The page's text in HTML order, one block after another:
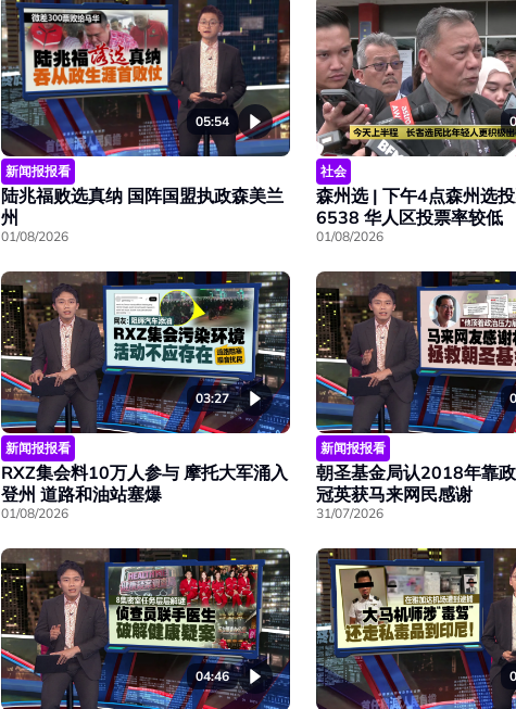
05:54
新闻报报看
陆兆福败选真纳 国阵国盟执政森美兰
州
01/08/2026
社会
森州选 | 下午4点森州选
6538 华人区投票率较低
01/08/2026
03:27
新闻报报看
RXZ集会料10万人参与 摩托大军涌入
登州 道路和油站塞爆
01/08/2026
新闻报报看
朝圣基金局认2018年靠
冠英获马来网民感谢
31/07/2026
04:46